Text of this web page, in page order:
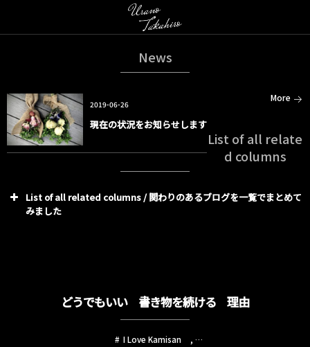
News
2019-06-26
現在の状況をお知らせします
More
List of all relate
d columns
List of all related columns / 関わりのあるブログを一覧でまとめて
みました
どうでもいい 書き物を続ける 理由
I Love Kamisan
, …